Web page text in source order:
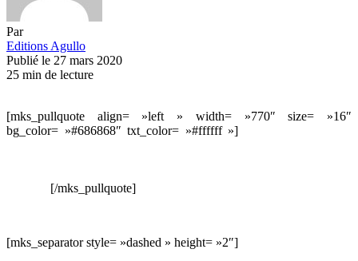
Par
Editions Agullo
Publié le 27 mars 2020
25 min de lecture
[mks_pullquote align= »left » width= »770″ size= »16″
bg_color= »#686868″ txt_color= »#ffffff »]
[/mks_pullquote]
[mks_separator style= »dashed » height= »2″]